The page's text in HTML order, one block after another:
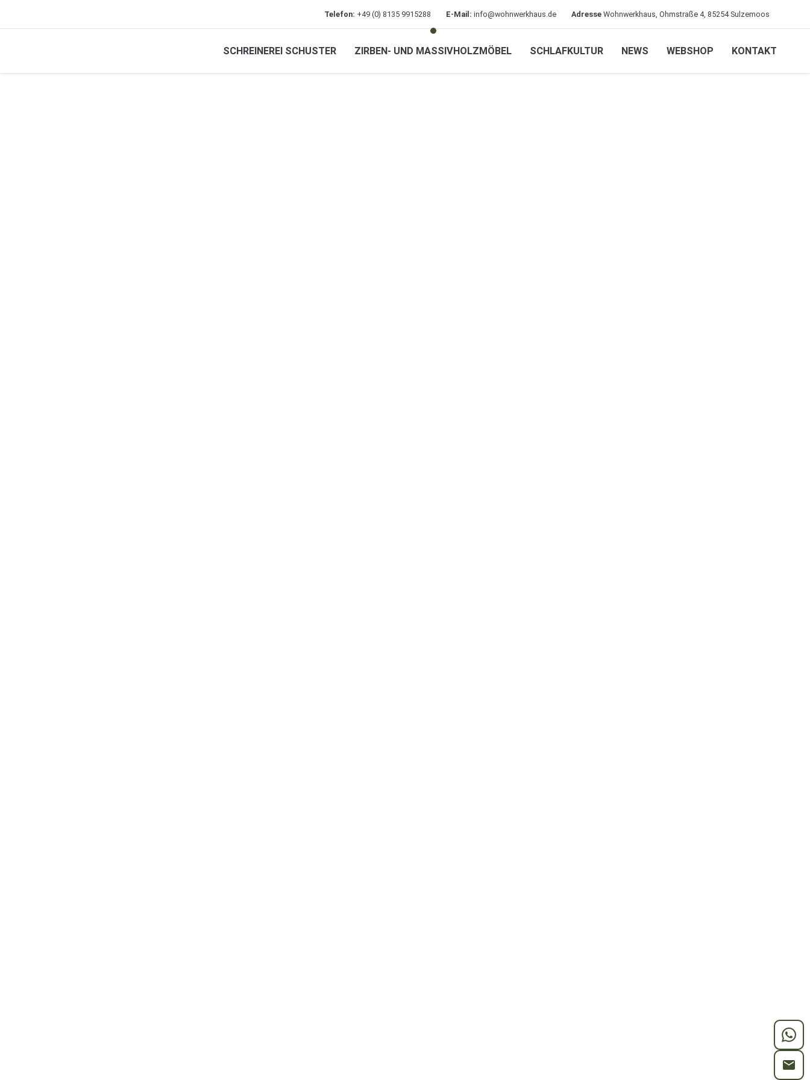
Telefon: +49 (0) 8135 9915288 E-Mail: info@wohnwerkhaus.de Adresse Wohnwerkhaus, Ohmstraße 4, 85254 Sulzemoos
SCHREINEREI SCHUSTER ZIRBEN- UND MASSIVHOLZMÖBEL SCHLAFKULTUR NEWS WEBSHOP KONTAKT